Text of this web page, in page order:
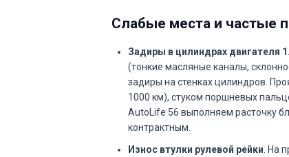
Слабые места и частые
Задиры в цилиндрах двигателя
(тонкие масляные каналы,
задиры на стенках цилиндров.
1000 км), стуком поршневых
AutoLife 56 выполняем расточку
контрактным.
Износ втулки рулевой рейки . На